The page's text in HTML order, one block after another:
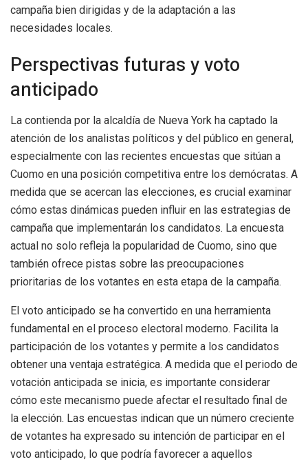
campaña bien dirigidas y de la adaptación a las
necesidades locales.
Perspectivas futuras y voto
anticipado
La contienda por la alcaldía de Nueva York ha captado la
atención de los analistas políticos y del público en general,
especialmente con las recientes encuestas que sitúan a
Cuomo en una posición competitiva entre los demócratas. A
medida que se acercan las elecciones, es crucial examinar
cómo estas dinámicas pueden influir en las estrategias de
campaña que implementarán los candidatos. La encuesta
actual no solo refleja la popularidad de Cuomo, sino que
también ofrece pistas sobre las preocupaciones
prioritarias de los votantes en esta etapa de la campaña.
El voto anticipado se ha convertido en una herramienta
fundamental en el proceso electoral moderno. Facilita la
participación de los votantes y permite a los candidatos
obtener una ventaja estratégica. A medida que el periodo de
votación anticipada se inicia, es importante considerar
cómo este mecanismo puede afectar el resultado final de
la elección. Las encuestas indican que un número creciente
de votantes ha expresado su intención de participar en el
voto anticipado, lo que podría favorecer a aquellos